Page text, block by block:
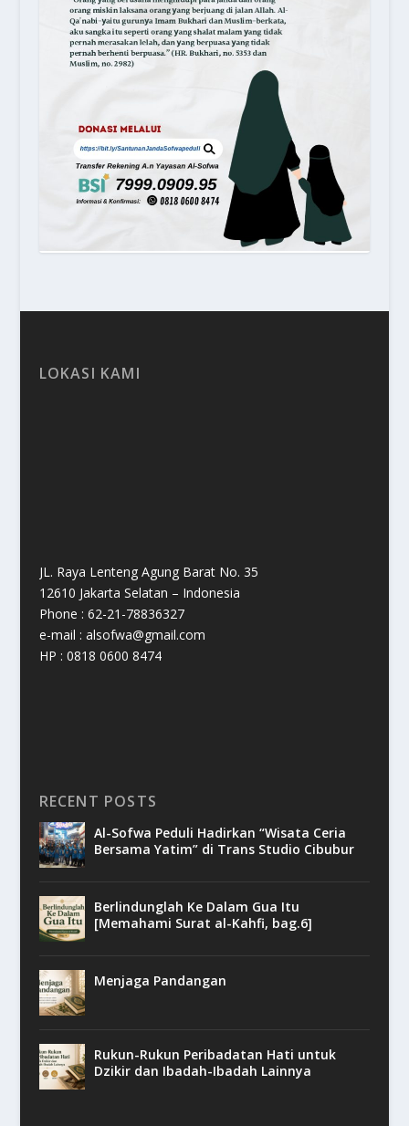
LOKASI KAMI
JL. Raya Lenteng Agung Barat No. 35
12610 Jakarta Selatan – Indonesia
Phone : 62-21-78836327
e-mail : alsofwa@gmail.com
HP : 0818 0600 8474
RECENT POSTS
Al-Sofwa Peduli Hadirkan “Wisata Ceria
Bersama Yatim” di Trans Studio Cibubur
Berlindunglah Ke Dalam Gua Itu
[Memahami Surat al-Kahfi, bag.6]
Menjaga Pandangan
Rukun-Rukun Peribadatan Hati untuk
Dzikir dan Ibadah-Ibadah Lainnya